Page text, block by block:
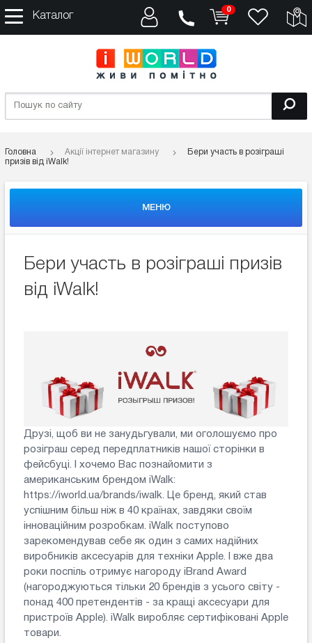
Каталог
0
Головна Акції інтернет магазину
Бери участь в розіграші
призів від iWalk!
МЕНЮ
Бери участь в розіграші призів
від iWalk!
Друзі, щоб ви не занудьгували, ми оголошуємо про
розіграш серед передплатників нашої сторінки в
фейсбуці. І хочемо Вас познайомити з
американським брендом iWalk:
https://iworld.ua/brands/iwalk. Це бренд, який став
успішним більш ніж в 40 країнах, завдяки своїм
інноваційним розробкам. iWalk поступово
зарекомендував себе як один з самих надійних
виробників аксесуарів для техніки Apple. І вже два
роки поспіль отримує нагороду iBrand Award
(нагороджуються тільки 20 брендів з усього світу -
понад 400 претендентів - за кращі аксесуари для
пристроїв Apple). iWalk виробляє сертифіковані Apple
товари.